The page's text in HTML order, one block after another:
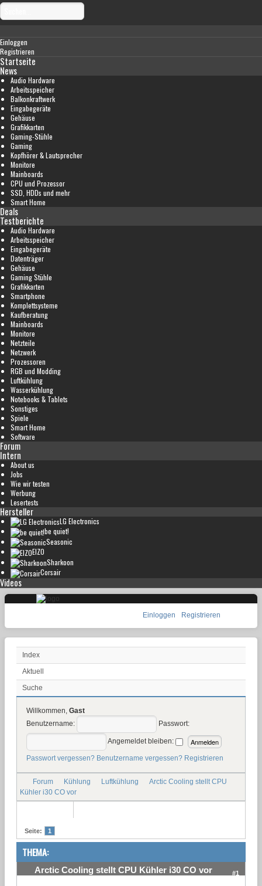
Einloggen
Registrieren
Startseite
News
Audio Hardware
Arbeitsspeicher
Balkonkraftwerk
Eingabegeräte
Gehäuse
Grafikkarten
Gaming-Stühle
Gaming
Kopfhörer & Lautsprecher
Monitore
Mainboards
CPU und Prozessor
SSD, HDDs und mehr
Smart Home
Deals
Testberichte
Audio Hardware
Arbeitsspeicher
Eingabegeräte
Datenträger
Gehäuse
Gaming Stühle
Grafikkarten
Smartphone
Komplettsysteme
Kaufberatung
Mainboards
Monitore
Netzteile
Netzwerk
Prozessoren
RGB und Modding
Luftkühlung
Wasserkühlung
Notebooks & Tablets
Sonstiges
Spiele
Smart Home
Software
Forum
Intern
About us
Jobs
Wie wir testen
Werbung
Lesertests
Hersteller
LG Electronics
be quiet!
Seasonic
EIZO
Sharkoon
Corsair
Videos
Einloggen Registrieren
Index
Aktuell
Suche
Willkommen, Gast
Benutzername:
Passwort:
Angemeldet bleiben:
Passwort vergessen? Benutzername vergessen? Registrieren
Forum Kühlung Luftkühlung
Arctic Cooling stellt CPU
Kühler i30 CO vor
Seite: 1
THEMA:
Arctic Cooling stellt CPU Kühler i30 CO vor #1